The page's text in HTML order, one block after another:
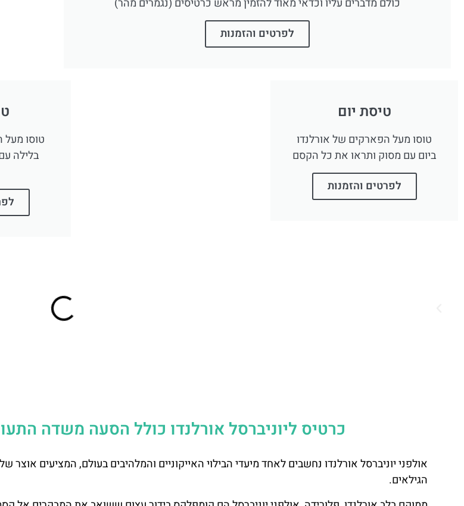
לפרטים והזמנות
טיסת יום
טוסו מעל הפארקים של אורלנדו
ביום עם מסוק ותראו את כל הקסם
לפרטים והזמנות
טוסו מעל
בלילה
כרטיס ליוניברסל אורלנדו כולל הסעה משדה
אולפני יוניברסל אורלנדו נחשבים לאחד מיעדי הבילוי האייקוניים והמלהיבים בעולם, המציעים אוצר
הגילאים.